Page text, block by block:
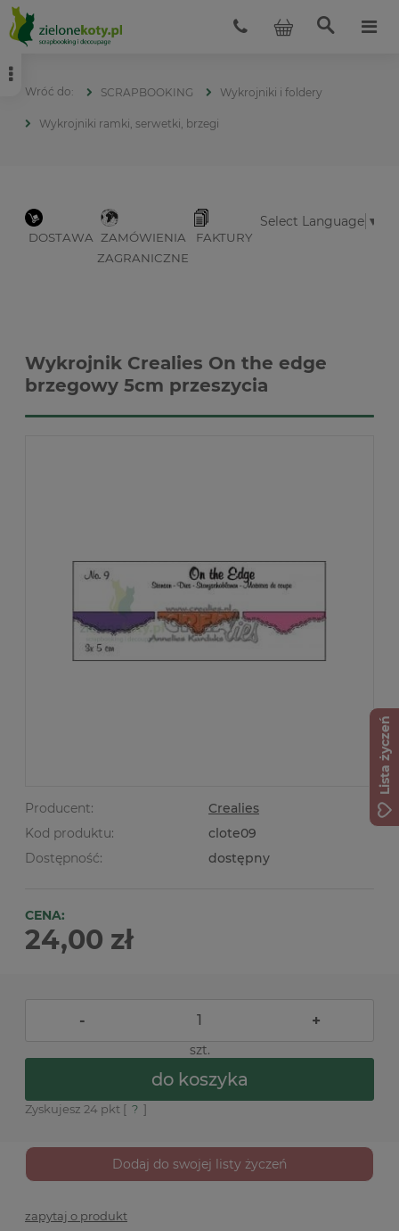
SCRAPBOOKING Wykrojniki i foldery
Wykrojniki ramki, serwetki, brzegi
DOSTAWA
ZAMÓWIENIA
ZAGRANICZNE
FAKTURY
Select Language ▼
Wykrojnik Crealies On the edge
brzegowy 5cm przeszycia
Producent:
Crealies
Kod produktu:
clote09
Dostępność:
dostępny
CENA:
24,00 zł
- +
szt.
do koszyka
Zyskujesz 24 pkt [ ? ]
Dodaj do swojej listy życzeń
zapytaj o produkt
Lista życzeń